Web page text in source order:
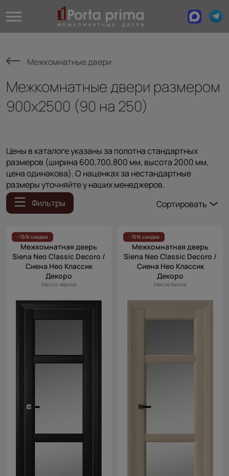
Межкомнатные двери
Межкомнатные двери размером
900х2500 (90 на 250)
Цены в каталоге указаны за полотна стандартных
размеров (ширина 600,700,800 мм, высота 2000 мм,
цена одинакова). О наценках за нестандартные
размеры уточняйте у наших менеджеров.
Фильтры
Сортировать
Цена (возр.)
Цена (убыв.)
Cначала
новинки
- 15% скидка
Межкомнатная дверь
Siena Neo Classic Decoro /
Сиена Нео Классик
Декоро
Масло чёрное
- 15% скидка
Межкомнатная дверь
Siena Neo Classic Decoro /
Сиена Нео Классик
Декоро
Масло белое